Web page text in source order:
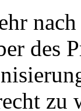
des
zu